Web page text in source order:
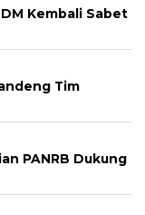
Kembali Sabet
Tim
PANRB Dukung